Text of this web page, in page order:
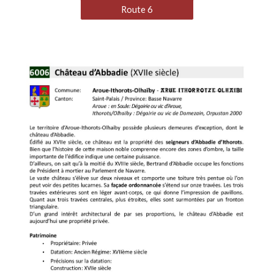
Route 6